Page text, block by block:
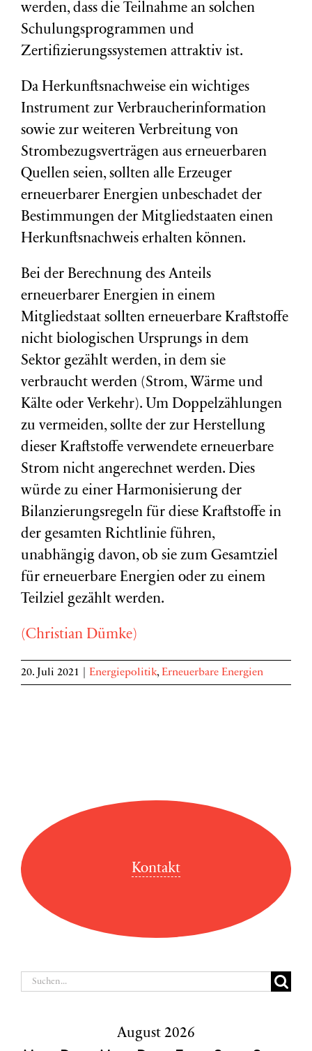
werden, dass die Teilnahme an solchen
Schulungsprogrammen und
Zertifizierungssystemen attraktiv ist.
Da Herkunftsnachweise ein wichtiges
Instrument zur Verbraucherinformation
sowie zur weiteren Verbreitung von
Strombezugsverträgen aus erneuerbaren
Quellen seien, sollten alle Erzeuger
erneuerbarer Energien unbeschadet der
Bestimmungen der Mitgliedstaaten einen
Herkunftsnachweis erhalten können.
Bei der Berechnung des Anteils
erneuerbarer Energien in einem
Mitgliedstaat sollten erneuerbare Kraftstoffe
nicht biologischen Ursprungs in dem
Sektor gezählt werden, in dem sie
verbraucht werden (Strom, Wärme und
Kälte oder Verkehr). Um Doppelzählungen
zu vermeiden, sollte der zur Herstellung
dieser Kraftstoffe verwendete erneuerbare
Strom nicht angerechnet werden. Dies
würde zu einer Harmonisierung der
Bilanzierungsregeln für diese Kraftstoffe in
der gesamten Richtlinie führen,
unabhängig davon, ob sie zum Gesamtziel
für erneuerbare Energien oder zu einem
Teilziel gezählt werden.
(Christian Dümke)
20. Juli 2021 Energiepolitik, Erneuerbare Energien
Kontakt
Suche
August 2026